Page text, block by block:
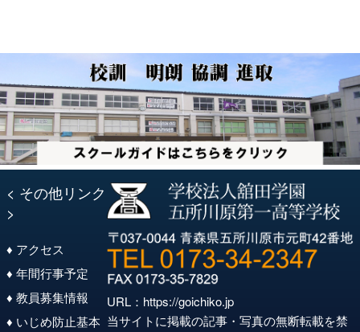
ョ
ン
< その他リンク
>
♦ アクセス
♦ 年間行事予定
♦ 教員募集情報
♦ いじめ防止基本
URL： https://goichiko.jp
当サイトに掲載の記事・写真の無断転載を禁